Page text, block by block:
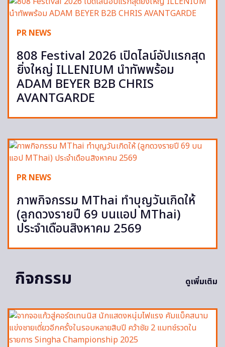
PR NEWS
808 Festival 2026 เปิดไลน์อัปแรกสุด
ยิ่งใหญ่ ILLENIUM นำทัพพร้อม
ADAM BEYER B2B CHRIS
AVANTGARDE
PR NEWS
ภาพกิจกรรม MThai ทำบุญวันเกิดให้
(ลูกดวงรายปี 69 บนแอป MThai)
ประจำเดือนสิงหาคม 2569
กิจกรรม ดูเพิ่มเติม